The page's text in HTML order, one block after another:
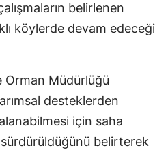
belirlenen
köylerde devam edeceği
Orman Müdürlüğü
desteklerden
için saha
belirterek